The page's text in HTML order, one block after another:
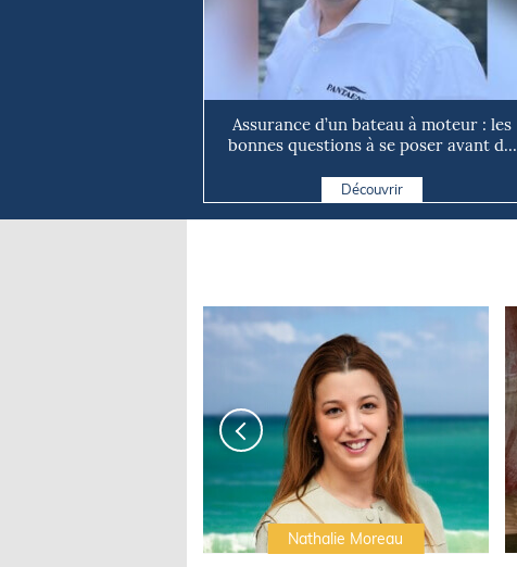
Assurance d’un bateau à moteur : les
bonnes questions à se poser avant d...
Découvrir
Nathalie Moreau